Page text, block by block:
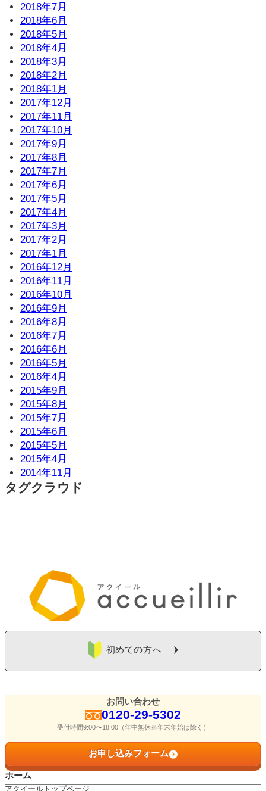
2018年7月
2018年6月
2018年5月
2018年4月
2018年3月
2018年2月
2018年1月
2017年12月
2017年11月
2017年10月
2017年9月
2017年8月
2017年7月
2017年6月
2017年5月
2017年4月
2017年3月
2017年2月
2017年1月
2016年12月
2016年11月
2016年10月
2016年9月
2016年8月
2016年7月
2016年6月
2016年5月
2016年4月
2015年9月
2015年8月
2015年7月
2015年6月
2015年5月
2015年4月
2014年11月
タグクラウド
初めての方へ
お問い合わせ
0120-29-5302
受付時間9:00〜18:00（年中無休※年末年始は除く）
お申し込みフォーム
ホーム
アクイールトップページ